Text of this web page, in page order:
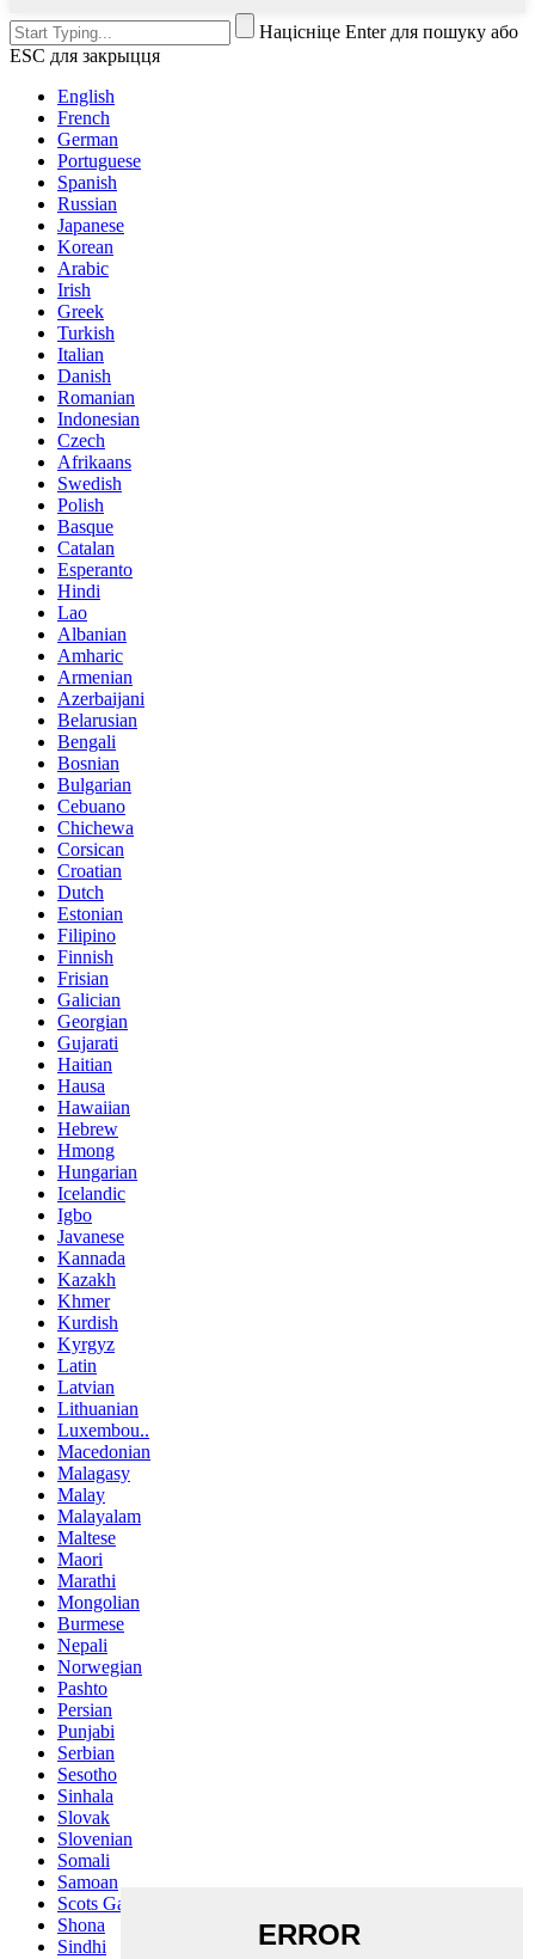
Націсніце Enter для пошуку або
ESC для закрыцця
English
French
German
Portuguese
Spanish
Russian
Japanese
Korean
Arabic
Irish
Greek
Turkish
Italian
Danish
Romanian
Indonesian
Czech
Afrikaans
Swedish
Polish
Basque
Catalan
Esperanto
Hindi
Lao
Albanian
Amharic
Armenian
Azerbaijani
Belarusian
Bengali
Bosnian
Bulgarian
Cebuano
Chichewa
Corsican
Croatian
Dutch
Estonian
Filipino
Finnish
Frisian
Galician
Georgian
Gujarati
Haitian
Hausa
Hawaiian
Hebrew
Hmong
Hungarian
Icelandic
Igbo
Javanese
Kannada
Kazakh
Khmer
Kurdish
Kyrgyz
Latin
Latvian
Lithuanian
Luxembou..
Macedonian
Malagasy
Malay
Malayalam
Maltese
Maori
Marathi
Mongolian
Burmese
Nepali
Norwegian
Pashto
Persian
Punjabi
Serbian
Sesotho
Sinhala
Slovak
Slovenian
Somali
Samoan
Scots Gaelic
Shona
Sindhi